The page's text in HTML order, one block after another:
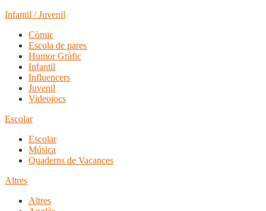
Infantil / Juvenil
Còmic
Escola de pares
Humor Gràfic
Infantil
Influencers
Juvenil
Videojocs
Escolar
Escolar
Música
Quaderns de Vacances
Altres
Altres